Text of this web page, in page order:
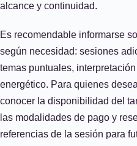
alcance y continuidad.
Es recomendable informarse
según necesidad: sesiones
temas puntuales,
energético. Para quienes
conocer la disponibilidad del
las modalidades de pago y
referencias de la sesión para